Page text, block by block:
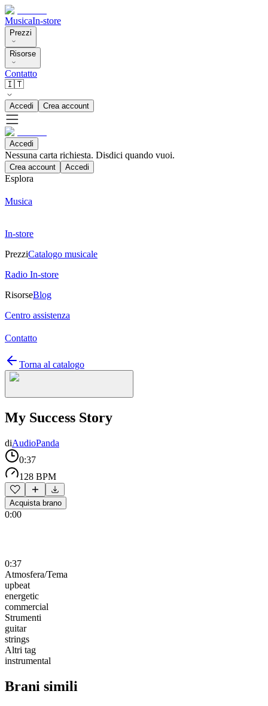
MusicaIn-store
Prezzi
Risorse
Contatto
🇮🇹
Accedi Crea account
Accedi
Nessuna carta richiesta. Disdici quando vuoi.
Crea account Accedi
Esplora
Musica
In-store
PrezziCatalogo musicale
Radio In-store
RisorseBlog
Centro assistenza
Contatto
Torna al catalogo
My Success Story
diAudioPanda
0:37
128 BPM
Acquista brano
0:00
0:37
Atmosfera/Tema
upbeat
energetic
commercial
Strumenti
guitar
strings
Altri tag
instrumental
Brani simili